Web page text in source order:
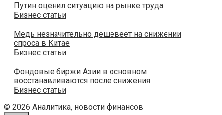
Путин оценил ситуацию на рынке труда
Бизнес статьи
Медь незначительно дешевеет на снижении
спроса в Китае
Бизнес статьи
Фондовые биржи Азии в основном
восстанавливаются после снижения
Бизнес статьи
© 2026 Аналитика, новости финансов